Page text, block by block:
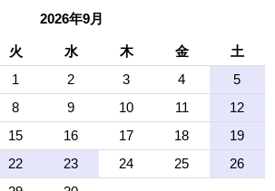
2026年9月
火 水 木 金
土
1
2 3 4
5
8 9 10 11
12
15 16 17 18
19
22 23 24 25
26